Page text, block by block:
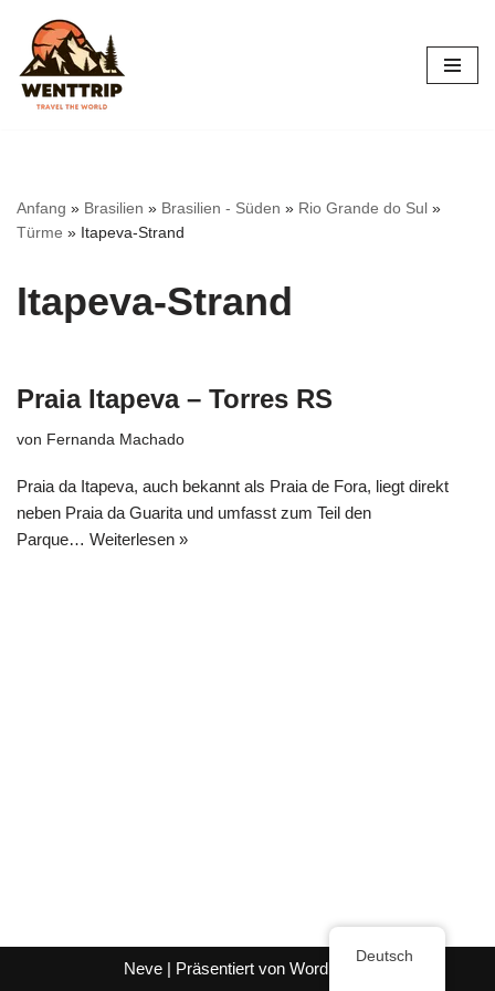
Zum
Inhalt
springen
Anfang » Brasilien » Brasilien - Süden » Rio Grande do Sul »
Türme » Itapeva-Strand
Itapeva-Strand
Praia Itapeva – Torres RS
von Fernanda Machado
Praia da Itapeva, auch bekannt als Praia de Fora, liegt direkt
neben Praia da Guarita und umfasst zum Teil den
Parque… Weiterlesen »
Neve | Präsentiert von WordPress
Deutsch